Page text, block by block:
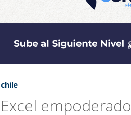
chile
Excel empoderado